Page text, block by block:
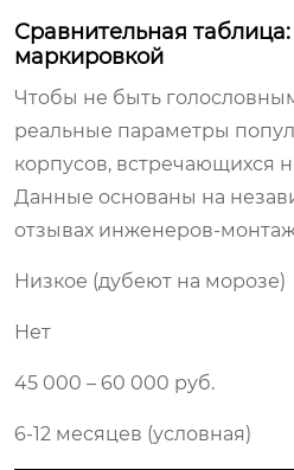
Сравнительная
маркировкой
Чтобы не быть
реальные параметры
корпусов, встречающихся
Данные основаны на
отзывах инженеров-
Низкое (дубеют на морозе)
Нет
45 000 – 60 000 руб.
6-12 месяцев (условная)